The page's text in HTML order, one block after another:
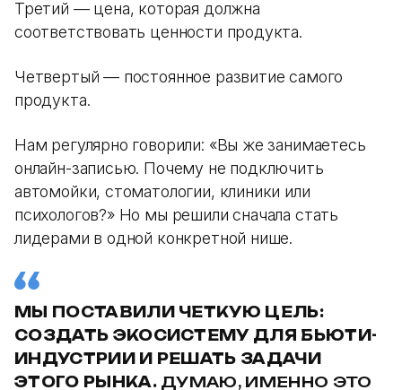
Третий — цена, которая должна
соответствовать ценности продукта.
Четвертый — постоянное развитие самого
продукта.
Нам регулярно говорили: «Вы же занимаетесь
онлайн-записью. Почему не подключить
автомойки, стоматологии, клиники или
психологов?» Но мы решили сначала стать
лидерами в одной конкретной нише.
МЫ ПОСТАВИЛИ ЧЕТКУЮ ЦЕЛЬ:
СОЗДАТЬ ЭКОСИСТЕМУ ДЛЯ БЬЮТИ-
ИНДУСТРИИ И РЕШАТЬ ЗАДАЧИ
ЭТОГО РЫНКА. ДУМАЮ, ИМЕННО ЭТО